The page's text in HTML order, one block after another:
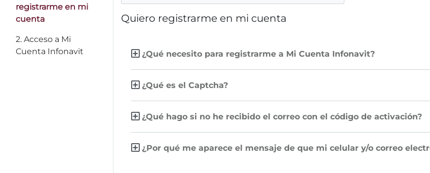
registrarme en mi
cuenta
2. Acceso a Mi
Cuenta Infonavit
Quiero registrarme en mi cuenta
¿Qué necesito para registrarme a Mi Cuenta Infonavit?
¿Qué es el Captcha?
¿Qué hago si no he recibido el correo con el código de activación?
¿Por qué me aparece el mensaje de que mi celular y/o correo